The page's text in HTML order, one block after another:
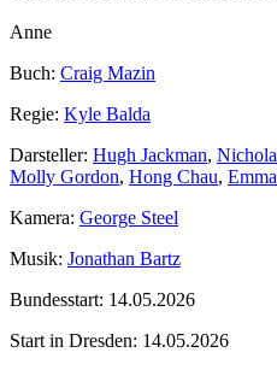
Anne
Buch: Craig Mazin
Regie: Kyle Balda
Darsteller: Hugh Jackman,
Molly Gordon, Hong Chau,
Kamera: George Steel
Musik: Jonathan Bartz
Bundesstart: 14.05.2026
Start in Dresden: 14.05.2026